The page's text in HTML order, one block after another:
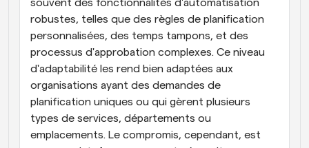
souvent des fonctionnalités d'automatisation
robustes, telles que des règles de planification
personnalisées, des temps tampons, et des
processus d'approbation complexes. Ce niveau
d'adaptabilité les rend bien adaptées aux
organisations ayant des demandes de
planification uniques ou qui gèrent plusieurs
types de services, départements ou
emplacements. Le compromis, cependant, est